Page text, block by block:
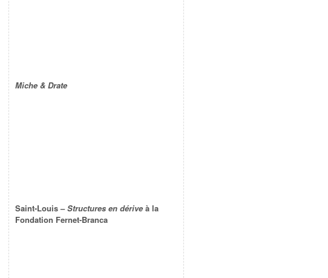
Miche & Drate
Saint-Louis –Structures en dérive à la
Fondation Fernet-Branca